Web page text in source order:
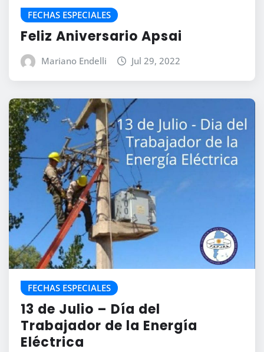
FECHAS ESPECIALES
Feliz Aniversario Apsai
Mariano Endelli Jul 29, 2022
FECHAS ESPECIALES
13 de Julio – Día del
Trabajador de la Energía
Eléctrica